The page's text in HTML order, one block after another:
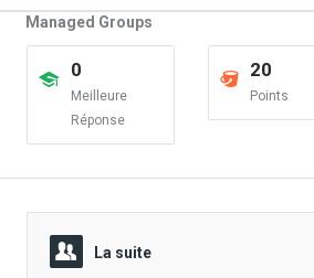
Managed Groups
0
Meilleure
Réponse
20
Points
La suite